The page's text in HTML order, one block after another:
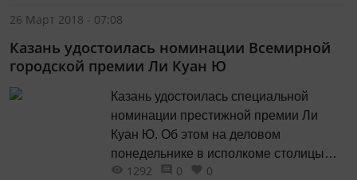
праздничной обстановке. Открытие
маршрута началось торжественным
разрезанием ленты, после чего была
объявлена регистрация на рейс.
Вылетающим пассажирам и их
провожающим были предложены
блюда и...
26 Март 2018 - 07:08
Казань удостоилась номинации Всемирной
городской премии Ли Куан Ю
Казань удостоилась специальной
номинации престижной премии Ли
Куан Ю. Об этом на деловом
понедельнике в исполкоме столицы
сообщила первый вице-мэр Казани
1292 0
0